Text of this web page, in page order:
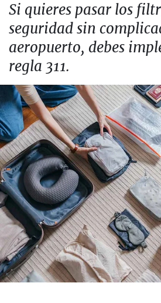
Si quieres pasar los
seguridad sin
aeropuerto, debes
regla 311.